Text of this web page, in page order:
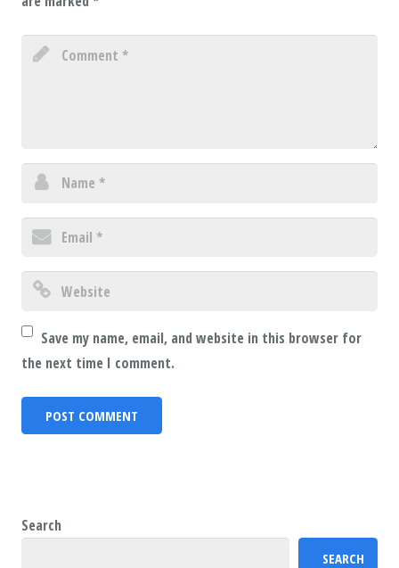
Save my name, email, and website in this browser for
the next time I comment.
Search
SEARCH